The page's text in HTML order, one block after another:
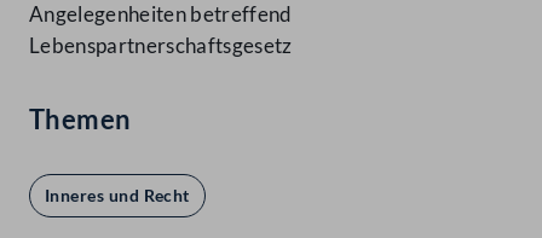
Angelegenheiten betreffend
Lebenspartnerschaftsgesetz
Themen
Inneres und Recht